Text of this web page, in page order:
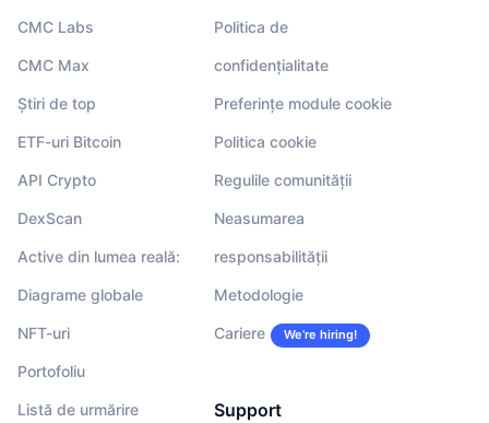
CMC Labs
CMC Max
Știri de top
ETF-uri Bitcoin
API Crypto
DexScan
Active din lumea reală:
Diagrame globale
NFT-uri
Portofoliu
Listă de urmărire
Politica de
confidențialitate
Preferințe module cookie
Politica cookie
Regulile comunității
Neasumarea
responsabilității
Metodologie
Cariere We’re hiring!
Support